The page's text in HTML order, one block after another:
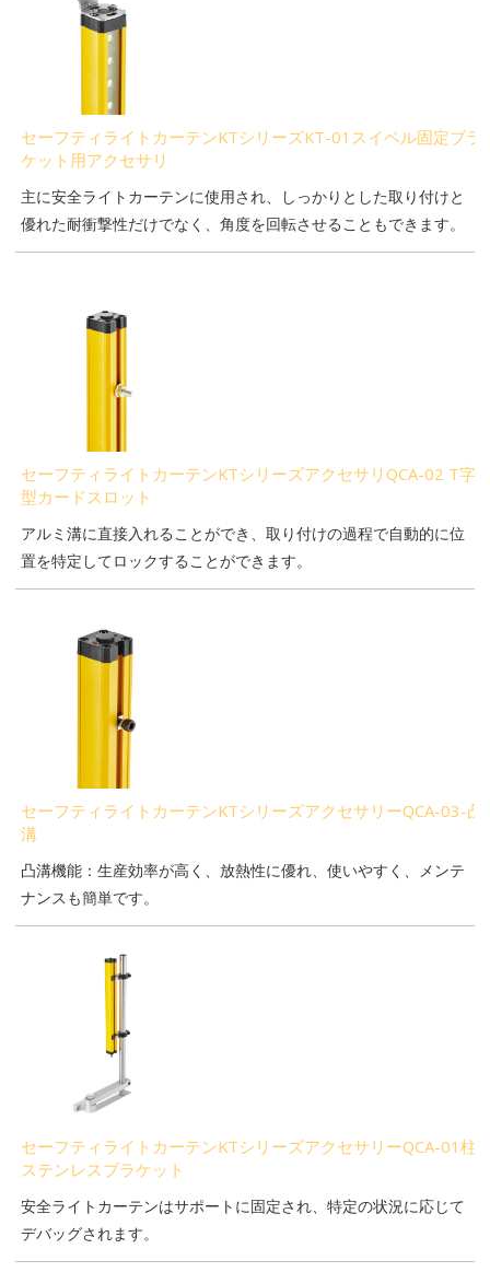
セーフティライトカーテンKTシリーズKT-01スイベル固定ブラ
ケット用アクセサリ
主に安全ライトカーテンに使用され、しっかりとした取り付けと
優れた耐衝撃性だけでなく、角度を回転させることもできます。
セーフティライトカーテンKTシリーズアクセサリQCA-02 T字
型カードスロット
アルミ溝に直接入れることができ、取り付けの過程で自動的に位
置を特定してロックすることができます。
セーフティライトカーテンKTシリーズアクセサリーQCA-03-凸
溝
凸溝機能：生産効率が高く、放熱性に優れ、使いやすく、メンテ
ナンスも簡単です。
セーフティライトカーテンKTシリーズアクセサリーQCA-01柱
ステンレスブラケット
安全ライトカーテンはサポートに固定され、特定の状況に応じて
デバッグされます。